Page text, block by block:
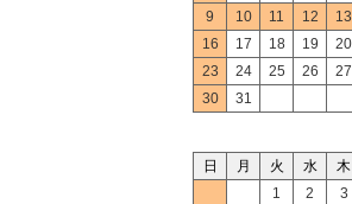
9
10 11 12 13
16
17 18 19 20
23
24 25 26 27
30
31
日 月 火 水 木
1
2 3